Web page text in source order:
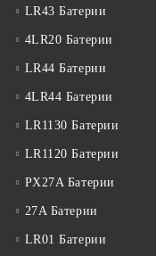
LR43 Батерии
4LR20 Батерии
LR44 Батерии
4LR44 Батерии
LR1130 Батерии
LR1120 Батерии
PX27A Батерии
27A Батерии
LR01 Батерии